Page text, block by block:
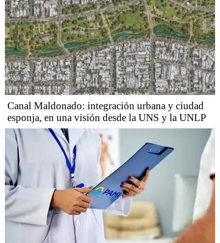
Canal Maldonado: integración urbana y ciudad
esponja, en una visión desde la UNS y la UNLP